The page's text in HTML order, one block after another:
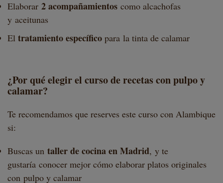
Elaborar 2 acompañamientos como alcachofas
y aceitunas
El tratamiento específico para la tinta de calamar
¿Por qué elegir el curso derecetas con pulpo y
calamar?
Te recomendamos que reserves este curso con Alambique
si:
Buscas un taller de cocina en Madrid, y te
gustaría conocer mejor cómo elaborar platos originales
con pulpo y calamar